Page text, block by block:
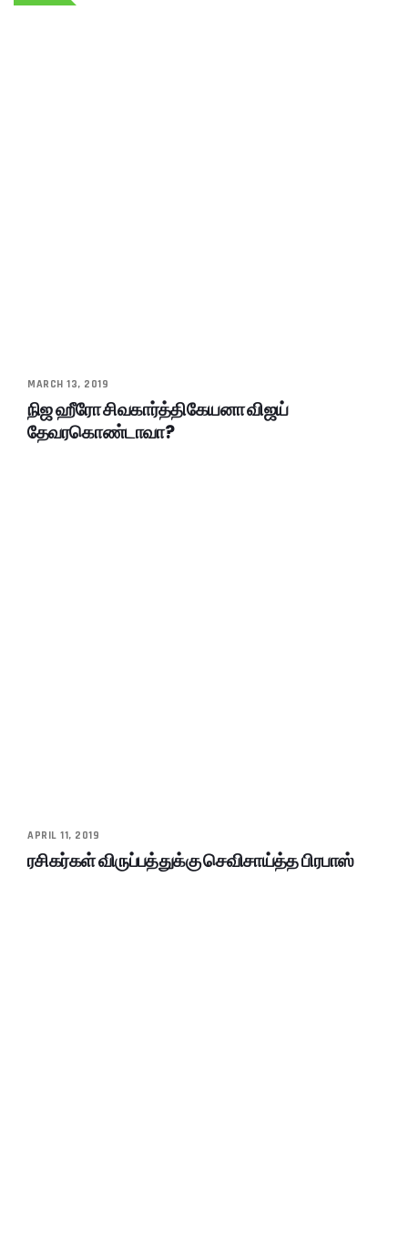
MARCH 13, 2019
நிஜ ஹீரோ சிவகார்த்திகேயனா விஜய்
தேவரகொண்டாவா?
APRIL 11, 2019
ரசிகர்கள் விருப்பத்துக்கு செவிசாய்த்த பிரபாஸ்